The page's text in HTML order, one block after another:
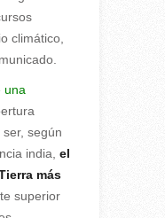
climático,
una
según
india, el
más
superior